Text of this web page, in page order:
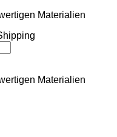
Materialien
Materialien